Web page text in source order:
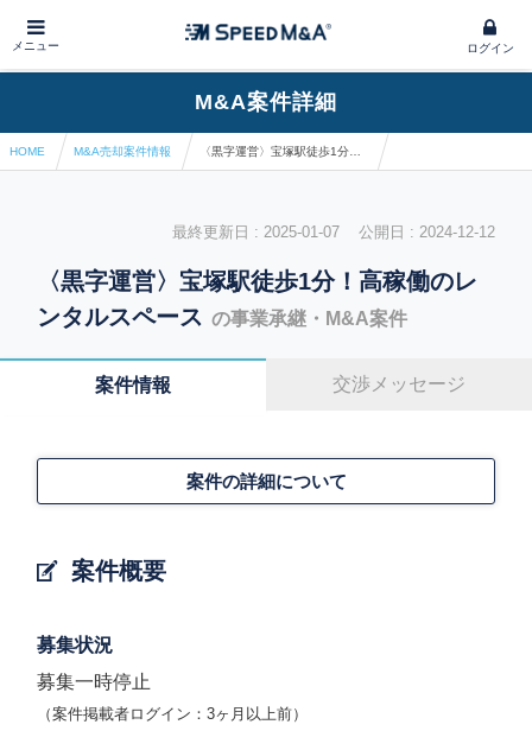
メニュー ログイン
M&A案件詳細
HOME M&A売却案件情報
最終更新日 : 2025-01-07 公開日 : 2024-12-12
〈黒字運営〉宝塚駅徒歩1分！高稼働のレ
ンタルスペース の事業承継・M&A案件
案件情報 交渉メッセージ
案件概要
案件の詳細について
募集状況
募集一時停止
（案件掲載者ログイン：3ヶ月以上前）